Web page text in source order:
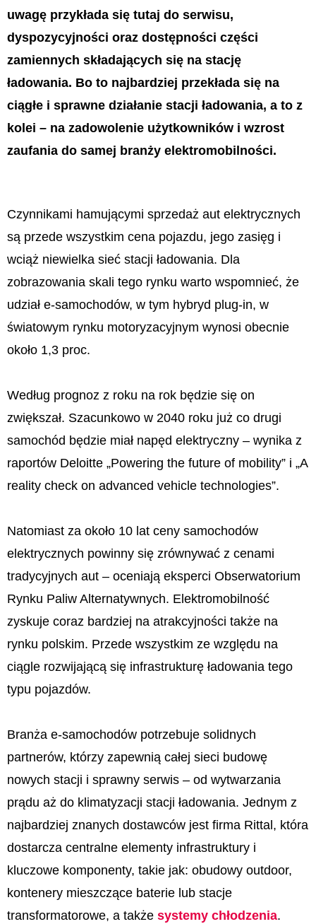
uwagę przykłada się tutaj do serwisu,
dyspozycyjności oraz dostępności części
zamiennych składających się na stację
ładowania. Bo to najbardziej przekłada się na
ciągłe i sprawne działanie stacji ładowania, a to z
kolei – na zadowolenie użytkowników i wzrost
zaufania do samej branży elektromobilności.
Czynnikami hamującymi sprzedaż aut elektrycznych
są przede wszystkim cena pojazdu, jego zasięg i
wciąż niewielka sieć stacji ładowania. Dla
zobrazowania skali tego rynku warto wspomnieć, że
udział e-samochodów, w tym hybryd plug-in, w
światowym rynku motoryzacyjnym wynosi obecnie
około 1,3 proc.
Według prognoz z roku na rok będzie się on
zwiększał. Szacunkowo w 2040 roku już co drugi
samochód będzie miał napęd elektryczny – wynika z
raportów Deloitte „Powering the future of mobility” i „A
reality check on advanced vehicle technologies”.
Natomiast za około 10 lat ceny samochodów
elektrycznych powinny się zrównywać z cenami
tradycyjnych aut – oceniają eksperci Obserwatorium
Rynku Paliw Alternatywnych. Elektromobilność
zyskuje coraz bardziej na atrakcyjności także na
rynku polskim. Przede wszystkim ze względu na
ciągle rozwijającą się infrastrukturę ładowania tego
typu pojazdów.
Branża e-samochodów potrzebuje solidnych
partnerów, którzy zapewnią całej sieci budowę
nowych stacji i sprawny serwis – od wytwarzania
prądu aż do klimatyzacji stacji ładowania. Jednym z
najbardziej znanych dostawców jest firma Rittal, która
dostarcza centralne elementy infrastruktury i
kluczowe komponenty, takie jak: obudowy outdoor,
kontenery mieszczące baterie lub stacje
transformatorowe, a także systemy chłodzenia.